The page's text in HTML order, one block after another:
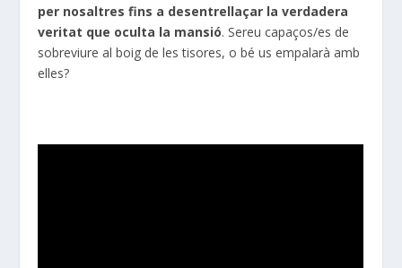
per nosaltres fins a desentrellaçar la verdadera
veritat que oculta la mansió. Sereu capaços/es de
sobreviure al boig de les tisores, o bé us empalarà amb
elles?